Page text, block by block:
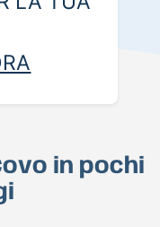
in pochi